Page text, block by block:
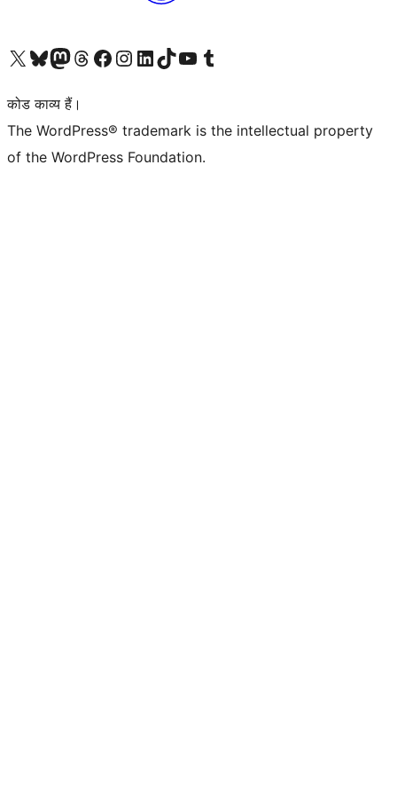
Visit our X (formerly Twitter) account
हमारे बलुस्की खाते पर जाएँVisit our Mastodon account
हमारे थ्रेड्स अकाउंट पर जाएंहमारे फेसबुक पेज पर जाएँहमारे इंस्टाग्राम अकाउंट पर जाएंहमारे लिंक्डइन खाते पर जाएँहमारे टिकटॉक खाते पर जाएँहमारे यूट्यूब चैनल पर जाएंहमारे Tumblr खाते पर जाएँ
कोड काव्य हैं।
The WordPress® trademark is the intellectual property
of the WordPress Foundation.